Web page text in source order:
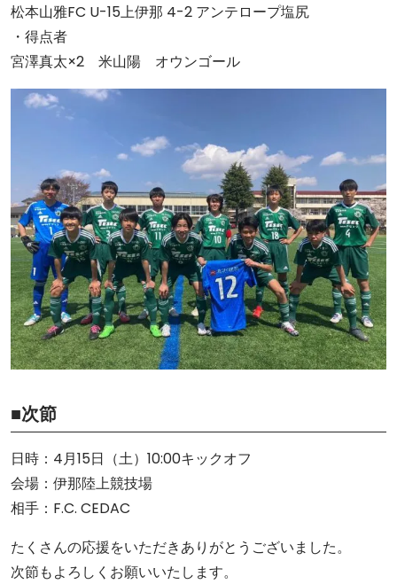
松本山雅FC U-15上伊那 4-2 アンテロープ塩尻
・得点者
宮澤真太×2 米山陽 オウンゴール
■次節
日時：4月15日（土）10:00キックオフ
会場：伊那陸上競技場
相手：F.C. CEDAC
たくさんの応援をいただきありがとうございました。
次節もよろしくお願いいたします。